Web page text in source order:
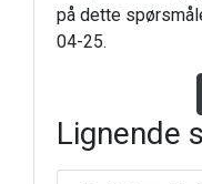
på dette
04-25.
Lignende